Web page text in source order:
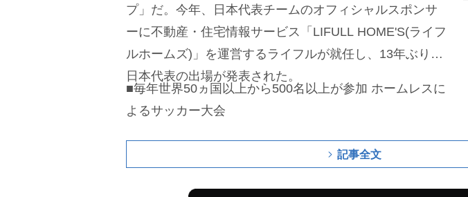
プ」だ。今年、日本代表チームのオフィシャルスポンサ
ーに不動産・住宅情報サービス「LIFULL HOME'S(ライフ
ルホームズ)」を運営するライフルが就任し、13年ぶりに
日本代表の出場が発表された。
■毎年世界50ヵ国以上から500名以上が参加 ホームレスに
よるサッカー大会
記事全文